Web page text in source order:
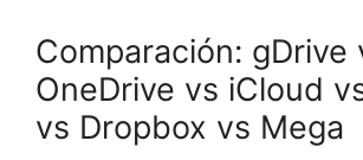
Comparación: gDrive
OneDrive vs iCloud
vs Dropbox vs Mega